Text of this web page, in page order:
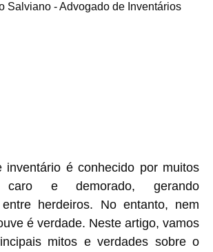
Salviano - Advogado de Inventários
inventário é conhecido por muitos
e demorado, gerando
entre herdeiros. No entanto, nem
é verdade. Neste artigo, vamos
mitos e verdades sobre o